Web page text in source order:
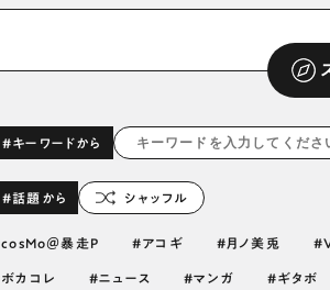
#キーワードから
#話題から シャッフル
cosMo＠暴走P アコギ 月ノ美兎
ボカコレ ニュース マンガ ギタボ